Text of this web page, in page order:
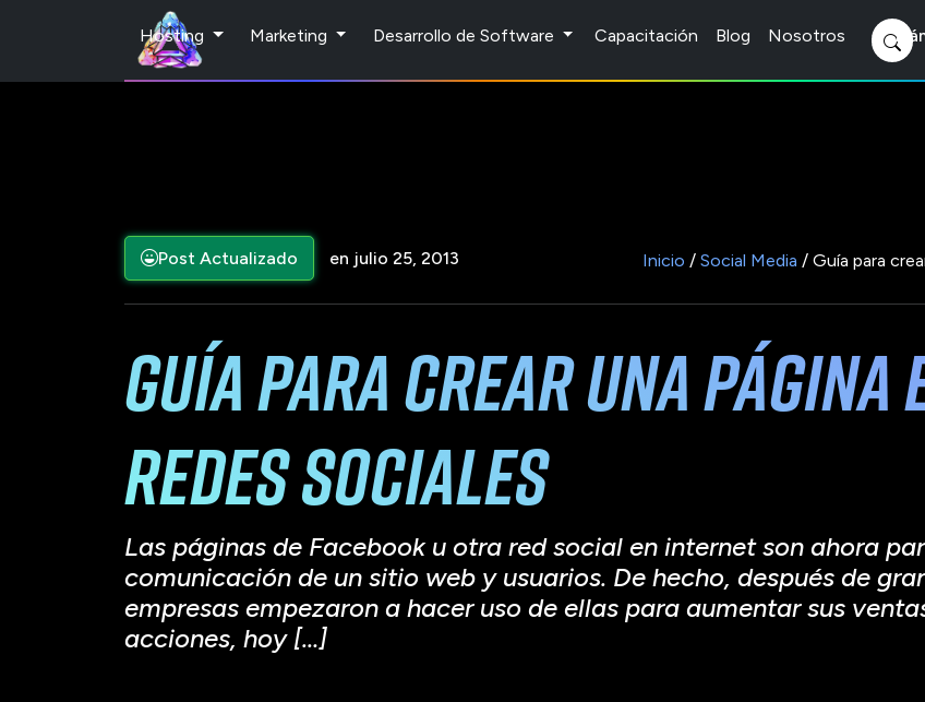
Hosting Marketing Desarrollo de Software Capacitación Blog Nosotros
Post Actualizado en julio 25, 2013 Inicio / Social Media / Guía para
Guía para crear una
redes sociales
Las páginas de Facebook u otra red social en internet son ahora
comunicación de un sitio web y usuarios. De hecho, después de
empresas empezaron a hacer uso de ellas para aumentar sus
acciones, hoy […]